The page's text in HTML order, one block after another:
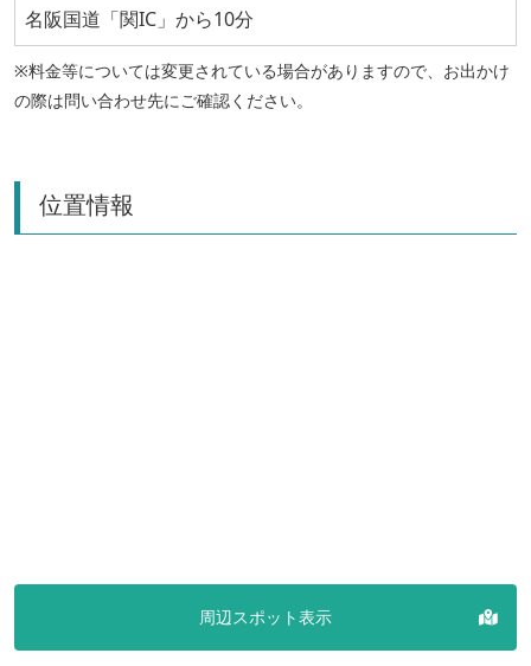
名阪国道「関IC」から10分
※料金等については変更されている場合がありますので、お出かけ
の際は問い合わせ先にご確認ください。
位置情報
周辺スポット表示